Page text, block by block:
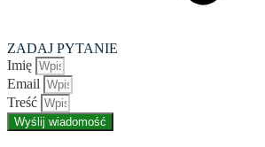
ZADAJ PYTANIE
Imię
Email
Treść
Wyślij wiadomość